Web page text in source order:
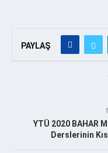
PAYLAŞ
YTÜ 2020 BAHAR
Derslerinin